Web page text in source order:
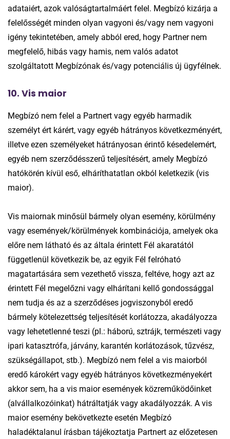
adataiért, azok valóságtartalmáért felel. Megbízó kizárja a
felelősségét minden olyan vagyoni és/vagy nem vagyoni
igény tekintetében, amely abból ered, hogy Partner nem
megfelelő, hibás vagy hamis, nem valós adatot
szolgáltatott Megbízónak és/vagy potenciális új ügyfélnek.
10. Vis maior
Megbízó nem felel a Partnert vagy egyéb harmadik
személyt ért kárért, vagy egyéb hátrányos következményért,
illetve ezen személyeket hátrányosan érintő késedelemért,
egyéb nem szerződésszerű teljesítésért, amely Megbízó
hatókörén kívül eső, elháríthatatlan okból keletkezik (vis
maior).
Vis maiornak minősül bármely olyan esemény, körülmény
vagy események/körülmények kombinációja, amelyek oka
előre nem látható és az általa érintett Fél akaratától
függetlenül következik be, az egyik Fél felróható
magatartására sem vezethető vissza, feltéve, hogy azt az
érintett Fél megelőzni vagy elhárítani kellő gondossággal
nem tudja és az a szerződéses jogviszonyból eredő
bármely kötelezettség teljesítését korlátozza, akadályozza
vagy lehetetlenné teszi (pl.: háború, sztrájk, természeti vagy
ipari katasztrófa, járvány, karantén korlátozások, tűzvész,
szükségállapot, stb.). Megbízó nem felel a vis maiorból
eredő károkért vagy egyéb hátrányos következményekért
akkor sem, ha a vis maior események közreműködőinket
(alvállalkozóinkat) hátráltatják vagy akadályozzák. A vis
maior esemény bekövetkezte esetén Megbízó
haladéktalanul írásban tájékoztatja Partnert az előzetesen